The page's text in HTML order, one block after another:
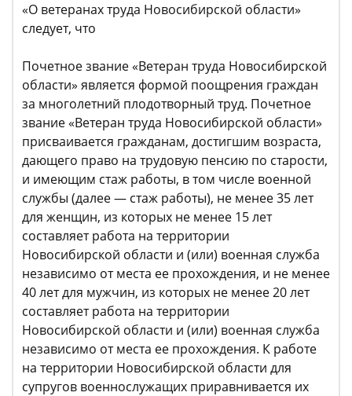
«О ветеранах труда Новосибирской области»
следует, что
Почетное звание «Ветеран труда Новосибирской
области» является формой поощрения граждан
за многолетний плодотворный труд. Почетное
звание «Ветеран труда Новосибирской области»
присваивается гражданам, достигшим возраста,
дающего право на трудовую пенсию по старости,
и имеющим стаж работы, в том числе военной
службы (далее — стаж работы), не менее 35 лет
для женщин, из которых не менее 15 лет
составляет работа на территории
Новосибирской области и (или) военная служба
независимо от места ее прохождения, и не менее
40 лет для мужчин, из которых не менее 20 лет
составляет работа на территории
Новосибирской области и (или) военная служба
независимо от места ее прохождения. К работе
на территории Новосибирской области для
супругов военнослужащих приравнивается их